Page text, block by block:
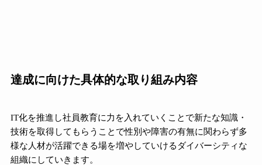
達成に向けた具体的な取り組み内容
IT化を推進し社員教育に力を入れていくことで新たな知識・
技術を取得してもらうことで性別や障害の有無に関わらず多
様な人材が活躍できる場を増やしていけるダイバーシティな
組織にしていきます。